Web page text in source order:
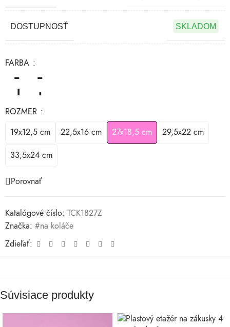
DOSTUPNOSŤ SKLADOM
FARBA
ROZMER
19x12,5 cm
22,5x16 cm 27x18,5 cm 29,5x22 cm
33,5x24 cm
Porovnať
Katalógové číslo: TCK1827Z
Značka: #na koláče
Zdieľať:
Súvisiace produkty